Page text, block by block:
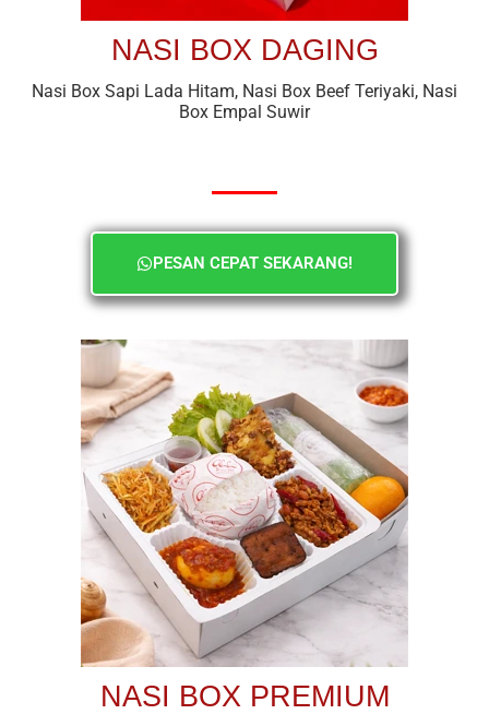
NASI BOX DAGING
Nasi Box Sapi Lada Hitam, Nasi Box Beef Teriyaki, Nasi
Box Empal Suwir
PESAN CEPAT SEKARANG!
NASI BOX PREMIUM